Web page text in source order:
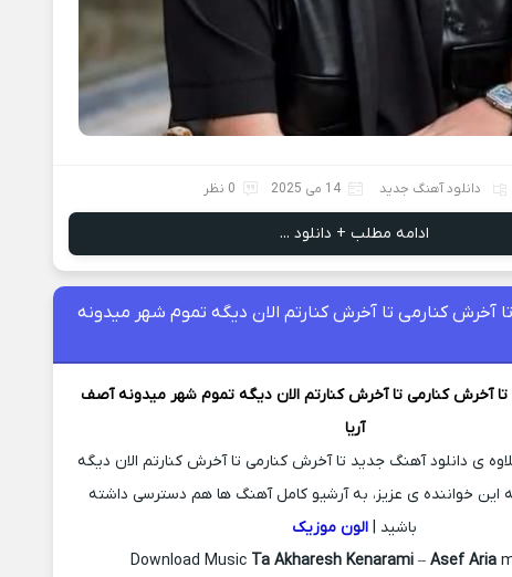
دانلود آهنگ جدید 14 می 2025 0 نظر
ادامه مطلب + دانلود ...
آخرش کنارمی تا آخرش کنارتم الان دیگه تموم شهر میدونه
تا آخرش کنارمی تا آخرش کنارتم الان دیگه تموم شهر میدونهآصف
آریا
ی دانلود آهنگ جدید تا آخرش کنارمی تا آخرش کنارتم الان دیگه
این خواننده ی عزیز، به آرشیو کامل آهنگ ها هم دسترسی داشته
باشید | الون موزیک
Download Music Ta Akharesh Kenarami– Asef Aria